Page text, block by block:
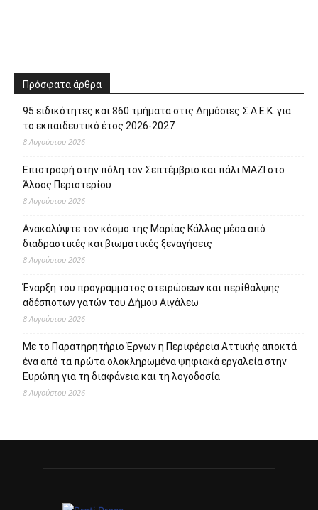
Πρόσφατα άρθρα
95 ειδικότητες και 860 τμήματα στις Δημόσιες Σ.Α.Ε.Κ. για
το εκπαιδευτικό έτος 2026-2027
8 Αυγούστου 2026
Επιστροφή στην πόλη τον Σεπτέμβριο και πάλι ΜΑΖΙ στο
Άλσος Περιστερίου
8 Αυγούστου 2026
Ανακαλύψτε τον κόσμο της Μαρίας Κάλλας μέσα από
διαδραστικές και βιωματικές ξεναγήσεις
8 Αυγούστου 2026
Έναρξη του προγράμματος στειρώσεων και περίθαλψης
αδέσποτων γατών του Δήμου Αιγάλεω
8 Αυγούστου 2026
Με το Παρατηρητήριο Έργων η Περιφέρεια Αττικής αποκτά
ένα από τα πρώτα ολοκληρωμένα ψηφιακά εργαλεία στην
Ευρώπη για τη διαφάνεια και τη λογοδοσία
8 Αυγούστου 2026